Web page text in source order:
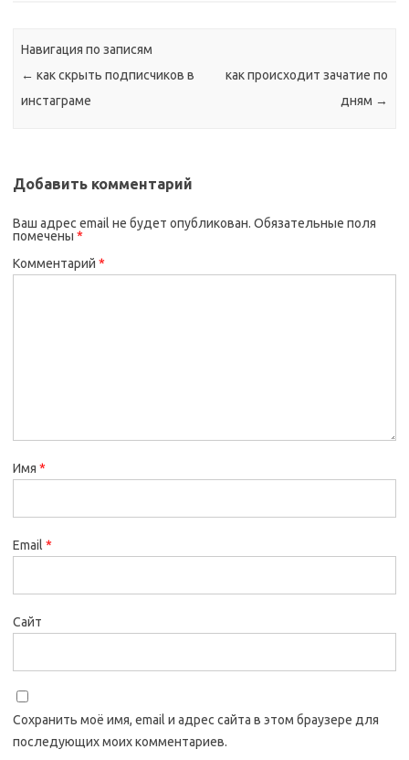
Навигация по записям
← как скрыть подписчиков в
инстаграме
как происходит зачатие по
дням →
Добавить комментарий
Ваш адрес email не будет опубликован. Обязательные поля
помечены *
Комментарий *
Имя *
Email *
Сайт
Сохранить моё имя, email и адрес сайта в этом браузере для
последующих моих комментариев.